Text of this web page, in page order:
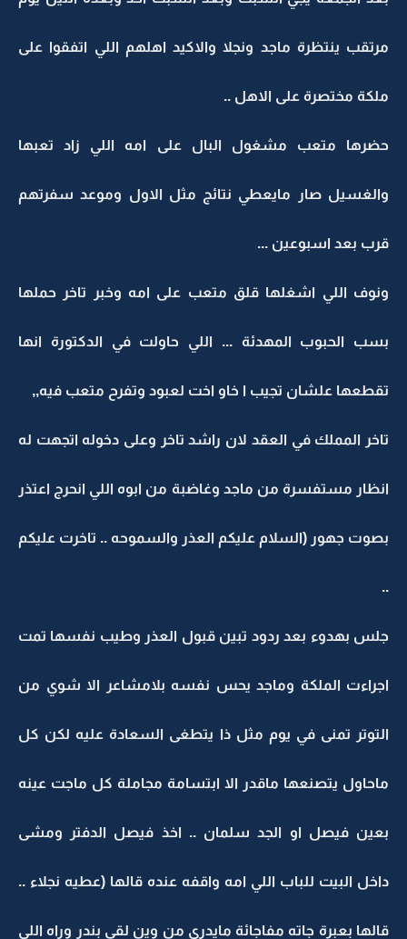
مرتقب ينتظرة ماجد ونجلا والاكيد اهلهم اللي اتفقوا على
ملكة مختصرة على الاهل ..
حضرها متعب مشغول البال على امه اللي زاد تعبها
والغسيل صار مايعطي نتائج مثل الاول وموعد سفرتهم
قرب بعد اسبوعين ...
ونوف اللي اشغلها قلق متعب على امه وخبر تاخر حملها
بسب الحبوب المهدئة ... اللي حاولت في الدكتورة انها
تقطعها علشان تجيب ا خاو اخت لعبود وتفرح متعب فيه,,
تاخر المملك في العقد لان راشد تاخر وعلى دخوله اتجهت له
انظار مستفسرة من ماجد وغاضبة من ابوه اللي انحرج اعتذر
بصوت جهور (السلام عليكم العذر والسموحه .. تاخرت عليكم
..
جلس بهدوء بعد ردود تبين قبول العذر وطيب نفسها تمت
اجراءت الملكة وماجد يحس نفسه بلامشاعر الا شوي من
التوتر تمنى في يوم مثل ذا يتطغى السعادة عليه لكن كل
ماحاول يتصنعها ماقدر الا ابتسامة مجاملة كل ماجت عينه
بعين فيصل او الجد سلمان .. اخذ فيصل الدفتر ومشى
داخل البيت للباب اللي امه واقفه عنده قالها (عطيه نجلاء ..
قالها بعبرة جاته مفاجائة مايدري من وين لقى بندر وراه اللي